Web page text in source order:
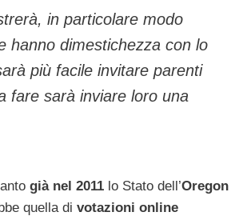
in particolare modo
hanno dimestichezza con lo
più facile invitare parenti
fare sarà inviare loro una
già nel 2011 lo Stato dell’Oregon
quella di votazioni online